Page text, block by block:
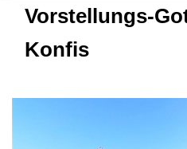
Vorstellungs-
Konfis